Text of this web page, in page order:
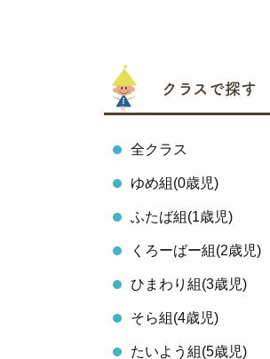
クラスで探す
全クラス
ゆめ組(0歳児)
ふたば組(1歳児)
くろーばー組(2歳児)
ひまわり組(3歳児)
そら組(4歳児)
たいよう組(5歳児)